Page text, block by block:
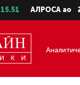
АЛРОСА ао 22.28